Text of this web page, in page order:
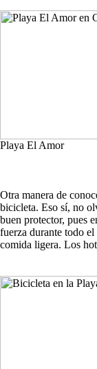
Playa El Amor
Otra manera de
bicicleta. Eso sí, no
buen protector, pues
fuerza durante todo
comida ligera. Los